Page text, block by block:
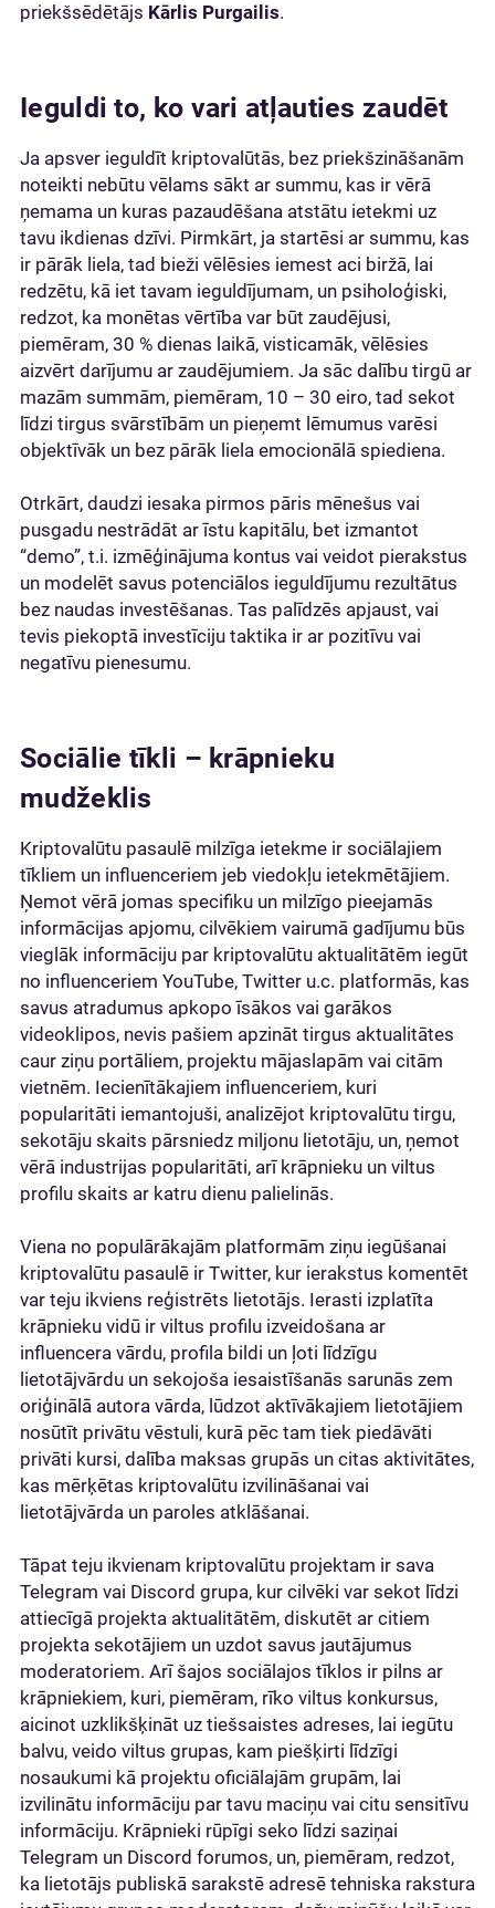
priekšsēdētājs Kārlis Purgailis.
Ieguldi to, ko vari atļauties zaudēt
Ja apsver ieguldīt kriptovalūtās, bez priekšzināšanām
noteikti nebūtu vēlams sākt ar summu, kas ir vērā
ņemama un kuras pazaudēšana atstātu ietekmi uz
tavu ikdienas dzīvi. Pirmkārt, ja startēsi ar summu, kas
ir pārāk liela, tad bieži vēlēsies iemest aci biržā, lai
redzētu, kā iet tavam ieguldījumam, un psiholoģiski,
redzot, ka monētas vērtība var būt zaudējusi,
piemēram, 30 % dienas laikā, visticamāk, vēlēsies
aizvērt darījumu ar zaudējumiem. Ja sāc dalību tirgū ar
mazām summām, piemēram, 10 – 30 eiro, tad sekot
līdzi tirgus svārstībām un pieņemt lēmumus varēsi
objektīvāk un bez pārāk liela emocionālā spiediena.
Otrkārt, daudzi iesaka pirmos pāris mēnešus vai
pusgadu nestrādāt ar īstu kapitālu, bet izmantot
“demo”, t.i. izmēģinājuma kontus vai veidot pierakstus
un modelēt savus potenciālos ieguldījumu rezultātus
bez naudas investēšanas. Tas palīdzēs apjaust, vai
tevis piekoptā investīciju taktika ir ar pozitīvu vai
negatīvu pienesumu.
Sociālie tīkli – krāpnieku
mudžeklis
Kriptovalūtu pasaulē milzīga ietekme ir sociālajiem
tīkliem un influenceriem jeb viedokļu ietekmētājiem.
Ņemot vērā jomas specifiku un milzīgo pieejamās
informācijas apjomu, cilvēkiem vairumā gadījumu būs
vieglāk informāciju par kriptovalūtu aktualitātēm iegūt
no influenceriem YouTube, Twitter u.c. platformās, kas
savus atradumus apkopo īsākos vai garākos
videoklipos, nevis pašiem apzināt tirgus aktualitātes
caur ziņu portāliem, projektu mājaslapām vai citām
vietnēm. Iecienītākajiem influenceriem, kuri
popularitāti iemantojuši, analizējot kriptovalūtu tirgu,
sekotāju skaits pārsniedz miljonu lietotāju, un, ņemot
vērā industrijas popularitāti, arī krāpnieku un viltus
profilu skaits ar katru dienu palielinās.
Viena no populārākajām platformām ziņu iegūšanai
kriptovalūtu pasaulē ir Twitter, kur ierakstus komentēt
var teju ikviens reģistrēts lietotājs. Ierasti izplatīta
krāpnieku vidū ir viltus profilu izveidošana ar
influencera vārdu, profila bildi un ļoti līdzīgu
lietotājvārdu un sekojoša iesaistīšanās sarunās zem
oriģinālā autora vārda, lūdzot aktīvākajiem lietotājiem
nosūtīt privātu vēstuli, kurā pēc tam tiek piedāvāti
privāti kursi, dalība maksas grupās un citas aktivitātes,
kas mērķētas kriptovalūtu izvilināšanai vai
lietotājvārda un paroles atklāšanai.
Tāpat teju ikvienam kriptovalūtu projektam ir sava
Telegram vai Discord grupa, kur cilvēki var sekot līdzi
attiecīgā projekta aktualitātēm, diskutēt ar citiem
projekta sekotājiem un uzdot savus jautājumus
moderatoriem. Arī šajos sociālajos tīklos ir pilns ar
krāpniekiem, kuri, piemēram, rīko viltus konkursus,
aicinot uzklikšķināt uz tiešsaistes adreses, lai iegūtu
balvu, veido viltus grupas, kam piešķirti līdzīgi
nosaukumi kā projektu oficiālajām grupām, lai
izvilinātu informāciju par tavu maciņu vai citu sensitīvu
informāciju. Krāpnieki rūpīgi seko līdzi saziņai
Telegram un Discord forumos, un, piemēram, redzot,
ka lietotājs publiskā sarakstē adresē tehniska rakstura